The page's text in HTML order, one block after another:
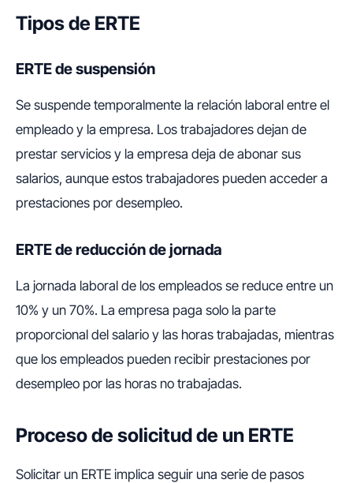
Tipos de ERTE
ERTE de suspensión
Se suspende temporalmente la relación laboral entre el
empleado y la empresa. Los trabajadores dejan de
prestar servicios y la empresa deja de abonar sus
salarios, aunque estos trabajadores pueden acceder a
prestaciones por desempleo.
ERTE de reducción de jornada
La jornada laboral de los empleados se reduce entre un
10% y un 70%. La empresa paga solo la parte
proporcional del salario y las horas trabajadas, mientras
que los empleados pueden recibir prestaciones por
desempleo por las horas no trabajadas.
Proceso de solicitud de un ERTE
Solicitar un ERTE implica seguir una serie de pasos